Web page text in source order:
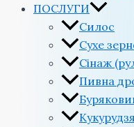
ПОСЛУГИ
Силос
Сухе
Сінаж
Пивна